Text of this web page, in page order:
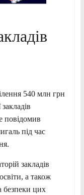
540 млн грн
повідомив
під час
закладів
а також
безпеки цих